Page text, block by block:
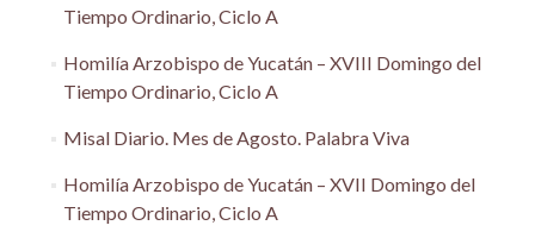
Tiempo Ordinario, Ciclo A
Homilía Arzobispo de Yucatán – XVIII Domingo del
Tiempo Ordinario, Ciclo A
Misal Diario. Mes de Agosto. Palabra Viva
Homilía Arzobispo de Yucatán – XVII Domingo del
Tiempo Ordinario, Ciclo A